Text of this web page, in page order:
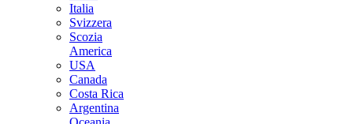
Italia
Svizzera
Scozia
America
USA
Canada
Costa Rica
Argentina